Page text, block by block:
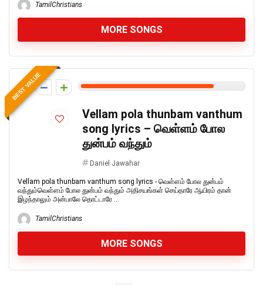
TamilChristians
MORE SONGS
BEST VALUE
8
Vellam pola thunbam vanthum
song lyrics – வெள்ளம் போல
துன்பம் வந்தும்
Daniel Jawahar
Vellam pola thunbam vanthum song lyrics - வெள்ளம் போல துன்பம்
வந்தும்வெள்ளம் போல துன்பம் வந்தும் அதிசயங்கள் செய்தாரே ஆயிரம் தான்
இழந்தாலும் அன்பாலே தொட்டாரே ...
TamilChristians
MORE SONGS